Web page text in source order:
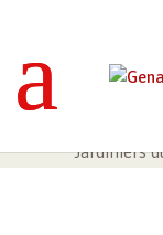
Jardiniers